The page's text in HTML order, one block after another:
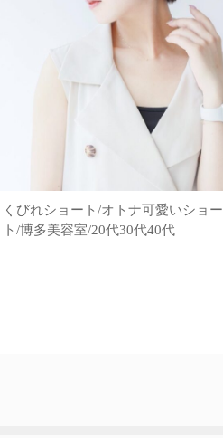
くびれショート/オトナ可愛いショー
ト/博多美容室/20代30代40代